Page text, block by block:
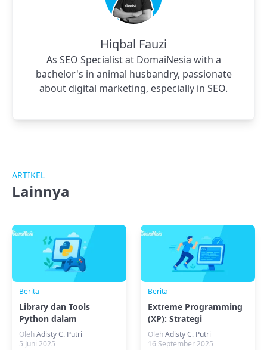
Hiqbal Fauzi
As SEO Specialist at DomaiNesia with a
bachelor's in animal husbandry, passionate
about digital marketing, especially in SEO.
ARTIKEL
Lainnya
Berita
Library dan Tools
Python dalam
Pengembangan Game
OlehAdisty C. Putri
5 Juni 2025
Berita
Extreme Programming
(XP): Strategi
Pengembangan
Software
OlehAdisty C. Putri
16 September 2025